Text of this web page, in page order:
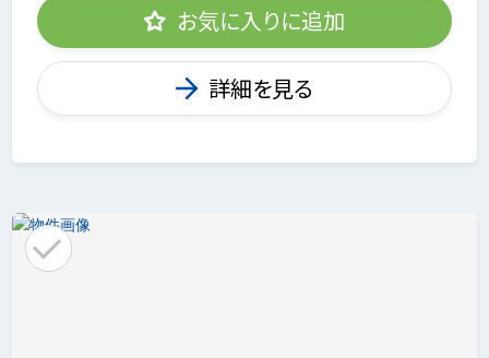
お気に入りに追加
詳細を見る